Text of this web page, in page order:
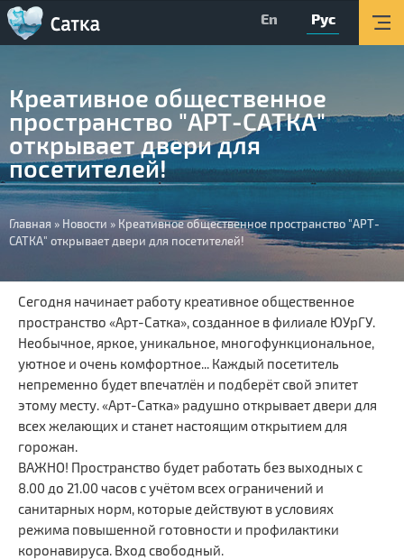
Об округе
Организации
Туризм
О Центре
Обратная связь
Поиск
Версия для слабовидящих
Вконтакте
En Рус
Креативное общественное
пространство "АРТ-САТКА"
открывает двери для
посетителей!
Вы
здесь
Главная » Новости » Креативное общественное пространство "АРТ-
САТКА" открывает двери для посетителей!
Сегодня начинает работу креативное общественное
пространство «Арт-Сатка», созданное в филиале ЮУрГУ.
Необычное, яркое, уникальное, многофункциональное,
уютное и очень комфортное... Каждый посетитель
непременно будет впечатлён и подберёт свой эпитет
этому месту. «Арт-Сатка» радушно открывает двери для
всех желающих и станет настоящим открытием для
горожан.
ВАЖНО! Пространство будет работать без выходных с
8.00 до 21.00 часов с учётом всех ограничений и
санитарных норм, которые действуют в условиях
режима повышенной готовности и профилактики
коронавируса. Вход свободный.